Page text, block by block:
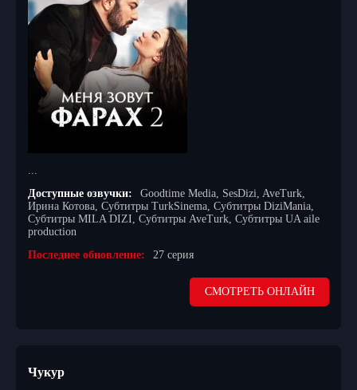
...
Доступные озвучки:
Goodtime Media, SesDizi, AveTurk,
Ирина Котова, Субтитры TurkSinema, Субтитры DiziMania,
Субтитры MILA DIZI, Субтитры AveTurk, Субтитры UA aile
production
Последнее обновление:
27 серия
СМОТРЕТЬ ОНЛАЙН
Чукур